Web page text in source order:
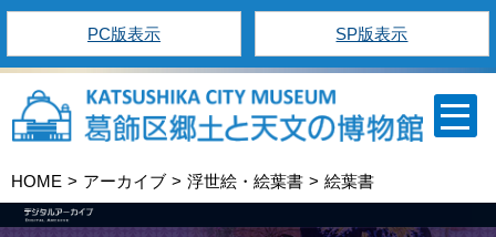
PC版表示 SP版表示
HOME アーカイブ 浮世絵・絵葉書 絵葉書